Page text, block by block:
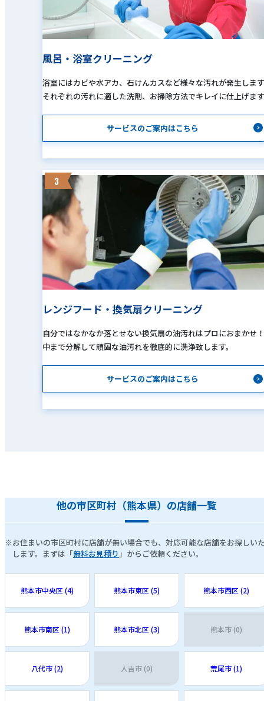
風呂・浴室クリーニング
浴室にはカビや水アカ、石けんカスなど様々な汚れが発生しま
それぞれの汚れに適した洗剤、お掃除方法でキレイに仕上げま
サービスのご案内はこちら
3
レンジフード・換気扇クリーニング
自分ではなかなか落とせない換気扇の油汚れはプロにおまかせ！
中まで分解して頑固な油汚れを徹底的に洗浄致します。
サービスのご案内はこちら
他の市区町村（熊本県）の店舗一覧
※お住まいの市区町村に店舗が無い場合でも、対応可能な店舗をお探しい
します。まずは「無料お見積り 」からご依頼ください。
熊本市中央区 (4) 熊本市東区 (5) 熊本市西区 (2)
熊本市南区 (1) 熊本市北区 (3) 熊本市 (0)
八代市 (2) 人吉市 (0) 荒尾市 (1)